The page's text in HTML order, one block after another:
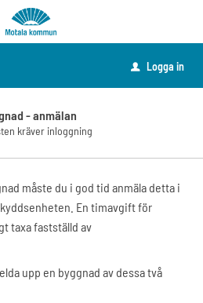
u Logga in
- anmälan
kräver inloggning
måste du i god tid anmäla detta i
En timavgift för
taxa fastställd av
upp en byggnad av dessa två